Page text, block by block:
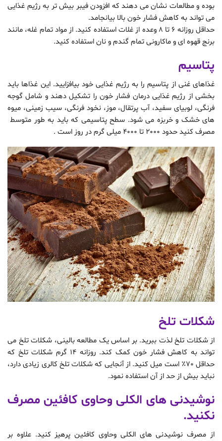
بوده و مطالعات نشان می دهند که افزودن فیبر بیش تر به رژیم غذایی
می تواند به کاهش فشار خون بالا بیانجامد.
حداقل روزانه 6 تا 8 وعده از غلات استفاده کنید. از مواد تمام غله، مانند
برنج قهوه ای و ماکارونی تمام گندم و نان استفاده کنید.
پتاسیم
غذاهای غنی از پتاسیم را به رژیم غذایی خود بیافزایید. این غذاها باید
بخشی از رژیم غذایی درمان فشار خون را تشکیل دهند و شامل گوجه
فرنگی، لوبیای سفید، آب پرتقال، موز، نخود فرنگی، سیب زمینی، میوه
های خشک و خربزه می شود. سطح پتاسیمی که باید به طور متوسط ​​
مصرف کنید حدود 2000 تا 4000 میلی گرم در روز است .
شکلات تلخ
از شکلات تلخ لذت ببرید. بر اساس یک مطالعه بالینی، شکلات تلخ می
تواند به کاهش فشار خون کمک کند. روزانه 14 گرم شکلات تلخ که
حداقل ٧٠٪‏ است میل کنید. از آنجایی که شکلات تلخ کالری زیادی دارد،
نباید بیش از حد از آن استفاده نمود.
نوشیدنی های الکلی وحاوی کافئین مصرف
نکنید.
از مصرف نوشیدنی های الکلی وحاوی کافئین پرهیز کنید. علاوه بر